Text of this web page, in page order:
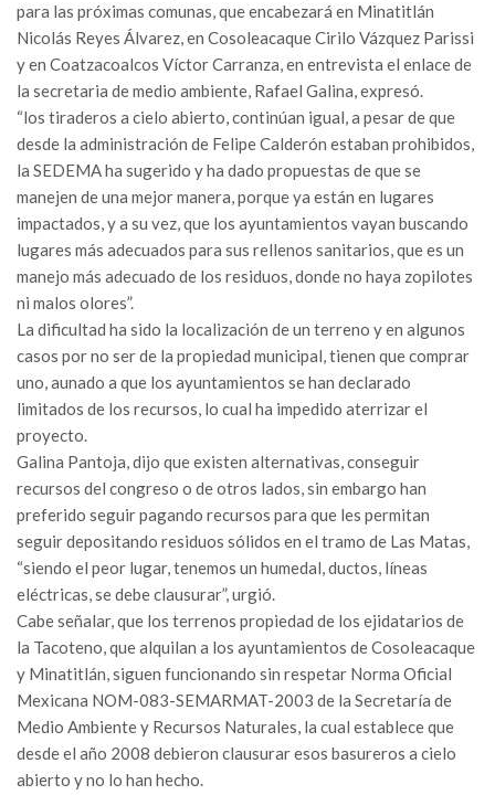
para las próximas comunas, que encabezará en Minatitlán
Nicolás Reyes Álvarez, en Cosoleacaque Cirilo Vázquez Parissi
y en Coatzacoalcos Víctor Carranza, en entrevista el enlace de
la secretaria de medio ambiente, Rafael Galina, expresó.
“los tiraderos a cielo abierto, continúan igual, a pesar de que
desde la administración de Felipe Calderón estaban prohibidos,
la SEDEMA ha sugerido y ha dado propuestas de que se
manejen de una mejor manera, porque ya están en lugares
impactados, y a su vez, que los ayuntamientos vayan buscando
lugares más adecuados para sus rellenos sanitarios, que es un
manejo más adecuado de los residuos, donde no haya zopilotes
ni malos olores”.
La dificultad ha sido la localización de un terreno y en algunos
casos por no ser de la propiedad municipal, tienen que comprar
uno, aunado a que los ayuntamientos se han declarado
limitados de los recursos, lo cual ha impedido aterrizar el
proyecto.
Galina Pantoja, dijo que existen alternativas, conseguir
recursos del congreso o de otros lados, sin embargo han
preferido seguir pagando recursos para que les permitan
seguir depositando residuos sólidos en el tramo de Las Matas,
“siendo el peor lugar, tenemos un humedal, ductos, líneas
eléctricas, se debe clausurar”, urgió.
Cabe señalar, que los terrenos propiedad de los ejidatarios de
la Tacoteno, que alquilan a los ayuntamientos de Cosoleacaque
y Minatitlán, siguen funcionando sin respetar Norma Oficial
Mexicana NOM-083-SEMARMAT-2003 de la Secretaría de
Medio Ambiente y Recursos Naturales, la cual establece que
desde el año 2008 debieron clausurar esos basureros a cielo
abierto y no lo han hecho.